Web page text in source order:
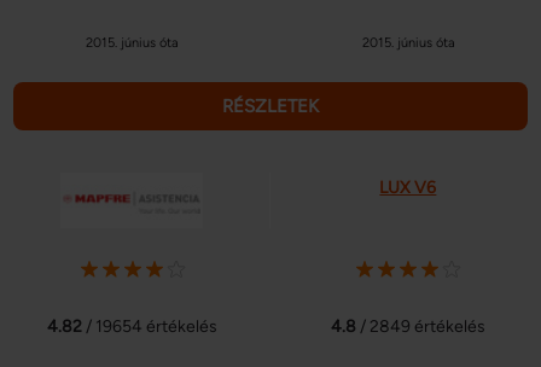
2015. június óta 2015. június óta
RÉSZLETEK
4.82 / 19654 értékelés
LUX V6
4.8 / 2849 értékelés